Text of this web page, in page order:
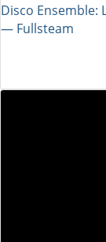
Disco Ensemble:
― Fullsteam